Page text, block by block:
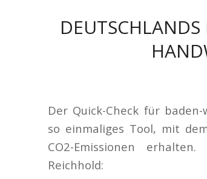
DEUTSCHLANDS
Der Quick-Check für
so einmaliges Tool, mit
CO2-Emissionen
Reichhold: